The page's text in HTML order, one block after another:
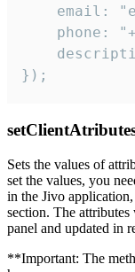
email:
phone:
});
Sets the values ​​of
set the values, you
in the Jivo
section. The
panel and updated in
**Important: The